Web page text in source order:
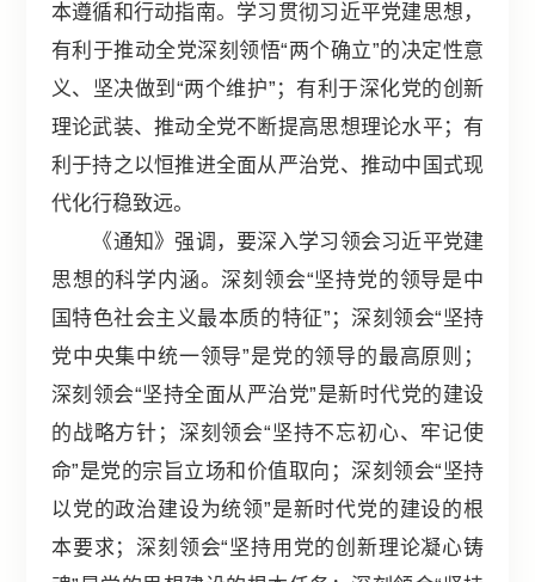
本遵循和行动指南。学习贯彻习近平党建思想，
有利于推动全党深刻领悟“两个确立”的决定性意
义、坚决做到“两个维护”；有利于深化党的创新
理论武装、推动全党不断提高思想理论水平；有
利于持之以恒推进全面从严治党、推动中国式现
代化行稳致远。
《通知》强调，要深入学习领会习近平党建
思想的科学内涵。深刻领会“坚持党的领导是中
国特色社会主义最本质的特征”；深刻领会“坚持
党中央集中统一领导”是党的领导的最高原则；
深刻领会“坚持全面从严治党”是新时代党的建设
的战略方针；深刻领会“坚持不忘初心、牢记使
命”是党的宗旨立场和价值取向；深刻领会“坚持
以党的政治建设为统领”是新时代党的建设的根
本要求；深刻领会“坚持用党的创新理论凝心铸